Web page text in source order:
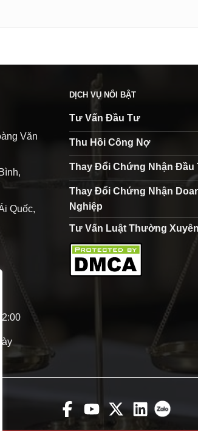
Văn
Quốc,
DỊCH VỤ NỔI BẬT
Tư Vấn Đầu Tư
Thu Hồi Công Nợ
Thay Đổi Chứng Nhận Đầu
Thay Đổi Chứng Nhận
Nghiệp
Tư Vấn Luật Thường Xuyên